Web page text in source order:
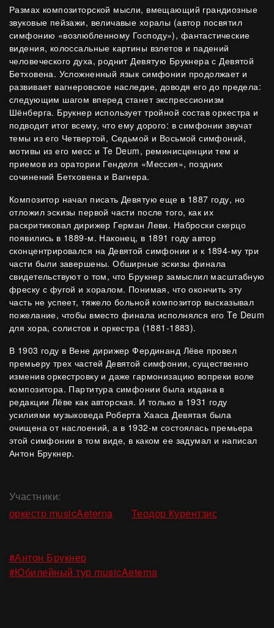
Размах композиторской мысли, вмещающий грандиозные
звуковые пейзажи, величавые хоралы (автор посвятил
симфонию «возлюбленному Господу»), фантастические
видения, колоссальные картины взлетов и падений
человеческого духа, роднит Девятую Брукнера с Девятой
Бетховена. Усложненный язык симфонии продолжает и
развивает вагнеровское наследие, доводя его до предела:
следующим шагом вперед станет экспрессионизм
Шёнберга. Брукнер использует тройной состав оркестра и
подводит итог всему, что ему дорого: в симфонии звучат
темы из его Четвертой, Седьмой и Восьмой симфоний,
мотивы из его месс и Te Deum, реминисценции тем и
приемов из оратории Генделя «Мессия», поздних
сочинений Бетховена и Вагнера.
Композитор начал писать Девятую еще в 1887 году, но
отложил эскизы первой части после того, как их
раскритиковал дирижер Герман Леви. Наброски скерцо
появились в 1889-м. Наконец, в 1891 году автор
сконцентрировался на Девятой симфонии и к 1894-му три
части были завершены. Обширные эскизы финала
свидетельствуют о том, что Брукнер замыслил масштабную
фреску с фугой и хоралом. Понимая, что окончить эту
часть не успеет, тяжело больной композитор высказывал
пожелание, чтобы вместо финала исполнялся его Te Deum
для хора, солистов и оркестра (1881-1883).
В 1903 году в Вене дирижер Фердинанд Лёве провел
премьеру трех частей Девятой симфонии, существенно
изменив оркестровку и даже гармонизацию вопреки воле
композитора. Партитура симфонии была издана в
редакции Лёве как авторская. И только в 1931 году
усилиями музыковеда Роберта Хааса Девятая была
очищена от наслоений, а в 1932-м состоялась премьера
этой симфонии в том виде, в каком ее задумал и написал
Антон Брукнер.
Участники:
оркестр musicAeterna
,Теодор Курентзис
#Антон Брукнер
#Юбилейный тур musicAeterna